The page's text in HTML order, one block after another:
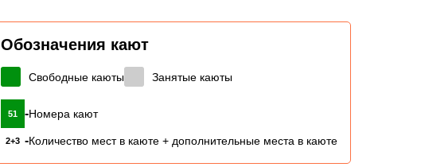
Обозначения кают
Свободные каюты Занятые каюты
51 -Номера кают
2+3 -Количество мест в каюте + дополнительные места в каюте